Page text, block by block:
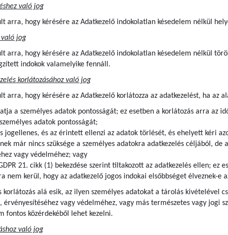
való jog
arra, hogy kérésére az Adatkezelő indokolatlan késedelem nélkül
való jog
arra, hogy kérésére az Adatkezelő indokolatlan késedelem nélkül
indokok valamelyike fennáll.
korlátozásához való jog
arra, hogy kérésére az Adatkezelő korlátozza az adatkezelést, ha az
a személyes adatok pontosságát; ez esetben a korlátozás arra az
adatok pontosságát;
jogellenes, és az érintett ellenzi az adatok törlését, és ehelyett kéri
már nincs szüksége a személyes adatokra adatkezelés céljából,
vagy védelméhez; vagy
21. cikk (1) bekezdése szerint tiltakozott az adatkezelés ellen;
nem kerül, hogy az adatkezelő jogos indokai elsőbbséget élveznek-e
korlátozás alá esik, az ilyen személyes adatokat a tárolás kivételével
érvényesítéséhez vagy védelméhez, vagy más természetes vagy jogi
fontos közérdekéből lehet kezelni.
való jog